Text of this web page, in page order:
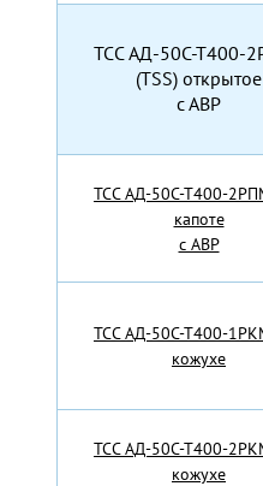
TCC АД-50С-Т400-
(TSS) открытое
с АВР
TCC АД-50С-Т400-
капоте
с АВР
TCC АД-50С-Т400-
кожухе
TCC АД-50С-Т400-
кожухе